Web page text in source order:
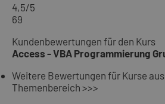
4,5/5
69
Kundenbewertungen für den Kurs
Access - VBA Programmierung
Weitere Bewertungen für Kurse
Themenbereich >>>